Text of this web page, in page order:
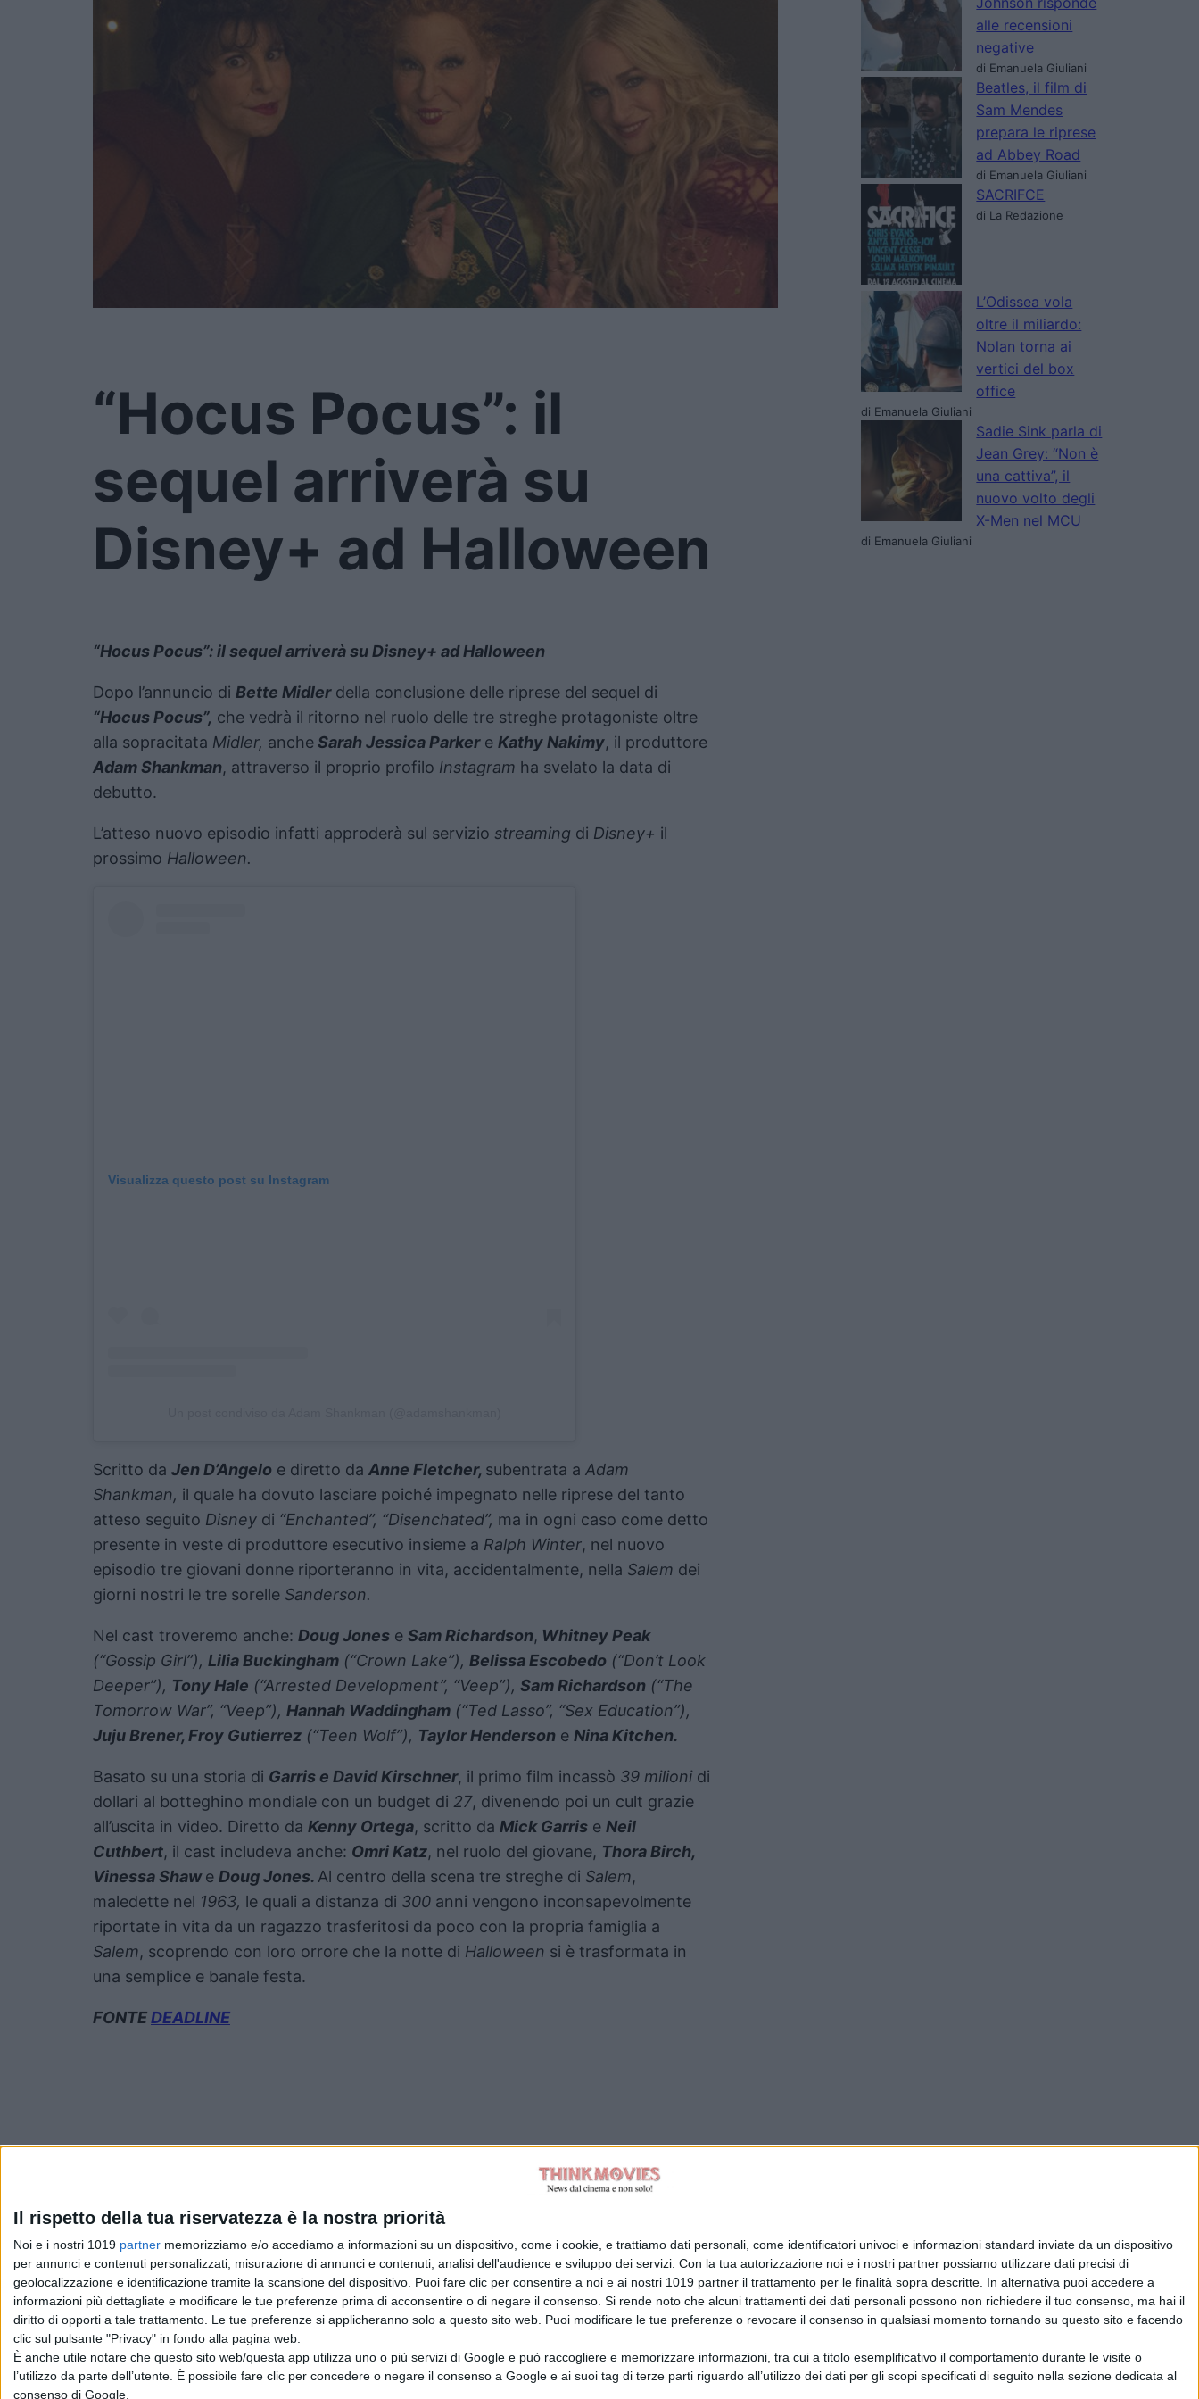
Il rispetto della tua riservatezza è la nostra priorità
Noi e i nostri 1019 partner memorizziamo e/o accediamo a informazioni su un dispositivo, come i cookie, e trattiamo dati personali, come identificatori univoci e informazioni standard inviate da un dispositivo
per annunci e contenuti personalizzati, misurazione di annunci e contenuti, analisi dell'audience e sviluppo dei servizi. Con la tua autorizzazione noi e i nostri partner possiamo utilizzare dati precisi di
geolocalizzazione e identificazione tramite la scansione del dispositivo. Puoi fare clic per consentire a noi e ai nostri 1019 partner il trattamento per le finalità sopra descritte. In alternativa puoi accedere a
informazioni più dettagliate e modificare le tue preferenze prima di acconsentire o di negare il consenso. Si rende noto che alcuni trattamenti dei dati personali possono non richiedere il tuo consenso, ma hai il
diritto di opporti a tale trattamento. Le tue preferenze si applicheranno solo a questo sito web. Puoi modificare le tue preferenze o revocare il consenso in qualsiasi momento tornando su questo sito e facendo
clic sul pulsante "Privacy" in fondo alla pagina web.
È anche utile notare che questo sito web/questa app utilizza uno o più servizi di Google e può raccogliere e memorizzare informazioni, tra cui a titolo esemplificativo il comportamento durante le visite o
l’utilizzo da parte dell’utente. È possibile fare clic per concedere o negare il consenso a Google e ai suoi tag di terze parti riguardo all’utilizzo dei dati per gli scopi specificati di seguito nella sezione dedicata al
consenso di Google.
“Hocus Pocus”: il
sequel arriverà su
Disney+ ad Halloween
“Hocus Pocus”: il sequel arriverà su Disney+ ad Halloween
Dopo l’annuncio di Bette Midlerdella conclusione delle riprese del sequel di
“Hocus Pocus”, che vedrà il ritorno nel ruolo delle tre streghe protagoniste oltre
alla sopracitata Midler, ancheSarah Jessica Parkere Kathy Nakimy, il produttore
Adam Shankman, attraverso il proprio profilo Instagram ha svelato la data di
debutto.
L’atteso nuovo episodio infatti approderà sul servizio streaming di Disney+ il
prossimo Halloween.
Visualizza questo post su Instagram
Scritto da Jen D’Angelo e diretto da Anne Fletcher, subentrata a Adam
Shankman, il quale ha dovuto lasciare poiché impegnato nelle riprese del tanto
atteso seguito Disney di “Enchanted”, “Disenchated”, ma in ogni caso come detto
presente in veste di produttore esecutivo insieme a Ralph Winter, nel nuovo
episodio tre giovani donne riporteranno in vita, accidentalmente, nella Salem dei
giorni nostri le tre sorelle Sanderson.
Nel cast troveremo anche: Doug Jones e Sam Richardson, Whitney Peak
(“Gossip Girl”), Lilia Buckingham (“Crown Lake”), Belissa Escobedo (“Don’t Look
Deeper”), Tony Hale (“Arrested Development”, “Veep”), Sam Richardson (“The
Tomorrow War”, “Veep”), Hannah Waddingham (“Ted Lasso”, “Sex Education”),
Juju Brener, Froy Gutierrez (“Teen Wolf”), Taylor Henderson e Nina Kitchen.
Basato su una storia di Garris e David Kirschner, il primo film incassò 39 milionidi
dollari al botteghino mondiale con un budget di 27, divenendo poi un cult grazie
all’uscita in video. Diretto da Kenny Ortega, scritto da Mick Garris e Neil
Cuthbert, il cast includeva anche: Omri Katz, nel ruolo del giovane, Thora Birch,
Vinessa Shawe Doug Jones. Al centro della scena tre streghe di Salem,
maledette nel 1963, le quali a distanza di 300 anni vengono inconsapevolmente
riportate in vita da un ragazzo trasferitosi da poco con la propria famiglia a
Salem, scoprendo con loro orrore che la notte di Halloween si è trasformata in
una semplice e banale festa.
FONTEDEADLINE
PubblicatoGennaio 31, 2022 in
News cinema e film
daEmanuela Giuliani
Tag:
alle recensioni
negative
di Emanuela Giuliani
Beatles, il film di
Sam Mendes
prepara le riprese
ad Abbey Road
di Emanuela Giuliani
SACRIFCE
di La Redazione
L’Odissea vola
oltre il miliardo:
Nolan torna ai
vertici del box
office
di Emanuela Giuliani
Sadie Sink parla di
Jean Grey: “Non è
una cattiva”, il
nuovo volto degli
X-Men nel MCU
di Emanuela Giuliani
Chi siamoContattiPrivacy PolicyCookie PolicyEmanuela Giuliani CFGLNMNL77T43L639Disclaimer